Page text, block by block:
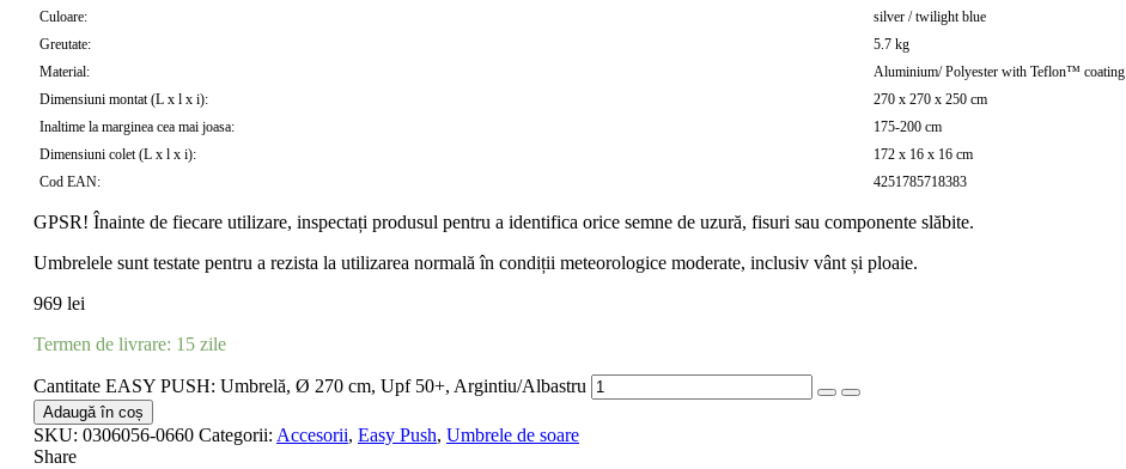
Culoare:
silver / twilight blue
Greutate:
5.7 kg
Material:
Aluminium/ Polyester with Teflon™ coating
Dimensiuni montat (L x l x i):
270 x 270 x 250 cm
Inaltime la marginea cea mai joasa:
175-200 cm
Dimensiuni colet (L x l x i):
172 x 16 x 16 cm
Cod EAN:
4251785718383
GPSR! Înainte de fiecare utilizare, inspectați produsul pentru a identifica orice semne de uzură, fisuri sau componente slăbite.
Umbrelele sunt testate pentru a rezista la utilizarea normală în condiții meteorologice moderate, inclusiv vânt și ploaie.
969 lei
Termen de livrare: 15 zile
Cantitate EASY PUSH: Umbrelă, Ø 270 cm, Upf 50+, Argintiu/Albastru
Adaugă în coș
SKU: 0306056-0660 Categorii: Accesorii, Easy Push, Umbrele de soare
Share